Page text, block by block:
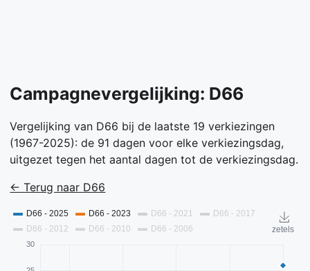
Campagnevergelijking: D66
Vergelijking van D66 bij de laatste 19 verkiezingen
(1967-2025): de 91 dagen voor elke verkiezingsdag,
uitgezet tegen het aantal dagen tot de verkiezingsdag.
← Terug naar D66